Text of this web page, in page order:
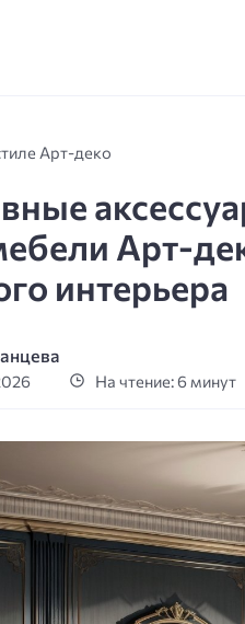
Арт-деко
Арт-
интерьера
На чтение: 6 минут